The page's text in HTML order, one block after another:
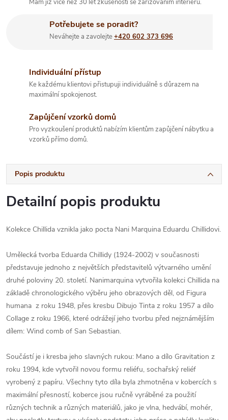
Mám již více než 30 let zkušeností se zařizováním interiérů.
Potřebujete se poradit?
Neváhejte a zavolejte+420 602 373 696
Individuální přístup
Ke každému klientovi přistupuji individuálně s důrazem na
maximální spokojenost.
Zapůjčení vzorků domů
Pro vyzkoušení produktů nabízím klientům zapůjčení nábytku a
vzorků přímo domů.
Popis produktu
Detailní popis produktu
Kolekce Chillida vznikla jako pocta Nani Marquina Eduardu Chillidovi.
Umělecká tvorba Eduarda Chillidy (1924-2002) v současnosti
představuje jednoho z největších představitelů výtvarného umění
druhé poloviny 20. století. Nanimarquina vytvořila kolekci Chillida na
základě chronologického výběru jeho obrazových děl, od Figura
humana z roku 1948, přes kresbu Dibujo Tinta z roku 1957 a dílo
Collage z roku 1966, které odrážejí jeho tvorbu před nejznámějším
dílem: Wind comb of San Sebastian.
Součástí je i kresba jeho slavných rukou: Mano a dílo Gravitation z
roku 1994, kde vytvořil novou formu reliéfu, sochařský reliéf
vyrobený z papíru. Všechny tyto díla byla zhmotněna v kobercích s
maximální přesností, koberce jsou ručně vyráběné za použití
různých technik a různých materiálů, jako je vlna, hedvábí, mohér,